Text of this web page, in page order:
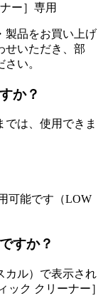
ー］専用
製品をお買い上げ
せいただき、部
い。
か？
では、使用できま
可能です（LOW
すか？
カル）で表示され
ック クリーナー］